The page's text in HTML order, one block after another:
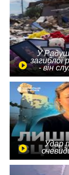
У
загиблої
- він
Удар